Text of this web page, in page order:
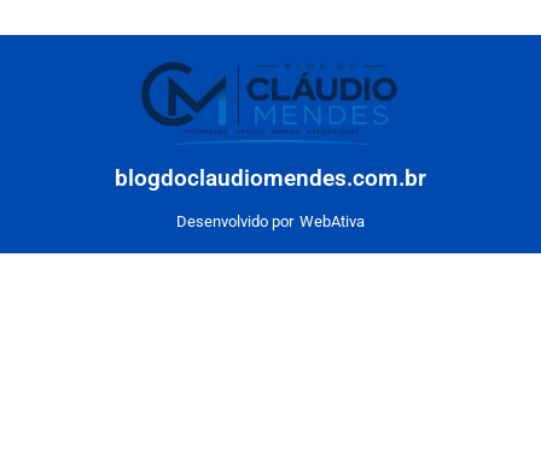
blogdoclaudiomendes.com.br
Desenvolvido por WebAtiva